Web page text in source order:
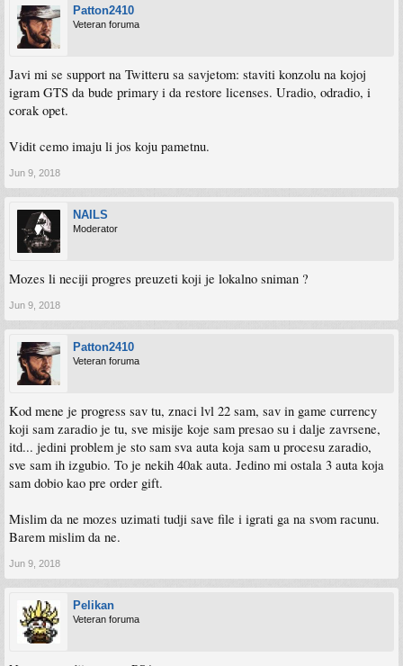
Patton2410
Veteran foruma
Javi mi se support na Twitteru sa savjetom: staviti konzolu na kojoj
igram GTS da bude primary i da restore licenses. Uradio, odradio, i
corak opet.
Vidit cemo imaju li jos koju pametnu.
Jun 9, 2018
NAILS
Moderator
Mozes li neciji progres preuzeti koji je lokalno sniman ?
Jun 9, 2018
Patton2410
Veteran foruma
Kod mene je progress sav tu, znaci lvl 22 sam, sav in game currency
koji sam zaradio je tu, sve misije koje sam presao su i dalje zavrsene,
itd... jedini problem je sto sam sva auta koja sam u procesu zaradio,
sve sam ih izgubio. To je nekih 40ak auta. Jedino mi ostala 3 auta koja
sam dobio kao pre order gift.
Mislim da ne mozes uzimati tudji save file i igrati ga na svom racunu.
Barem mislim da ne.
Jun 9, 2018
Pelikan
Veteran foruma